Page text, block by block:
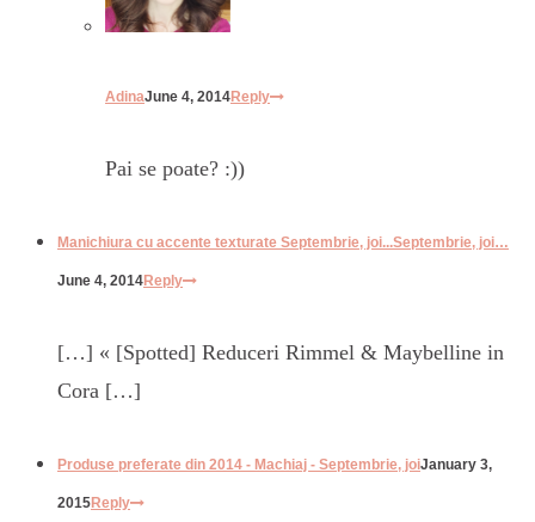
AdinaJune 4, 2014Reply
Pai se poate? :))
Manichiura cu accente texturate Septembrie, joi...Septembrie, joi…
June 4, 2014Reply
[…] « [Spotted] Reduceri Rimmel & Maybelline in
Cora […]
Produse preferate din 2014 - Machiaj - Septembrie, joiJanuary 3,
2015Reply